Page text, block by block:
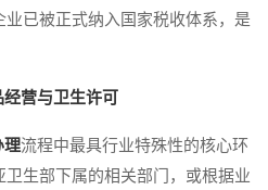
已被正式纳入国家税收体系，是
营与卫生许可
理流程中最具行业特殊性的核心环
生部下属的相关部门，或根据业